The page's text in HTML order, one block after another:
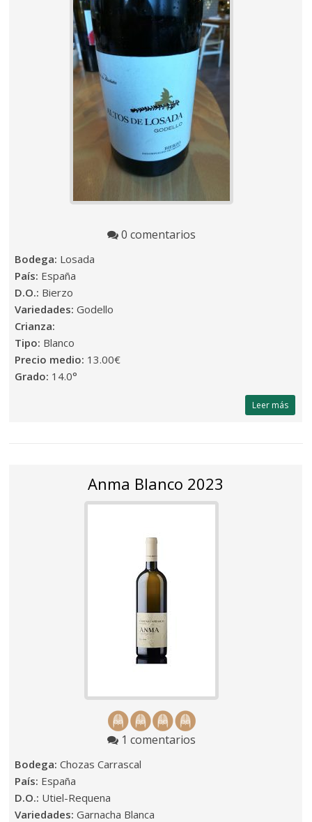
0 comentarios
Bodega: Losada
País: España
D.O.: Bierzo
Variedades:Godello
Crianza:
Tipo: Blanco
Precio medio: 13.00€
Grado: 14.0°
Leer más
Anma Blanco 2023
1 comentarios
Bodega:Chozas Carrascal
País: España
D.O.: Utiel-Requena
Variedades:Garnacha Blanca